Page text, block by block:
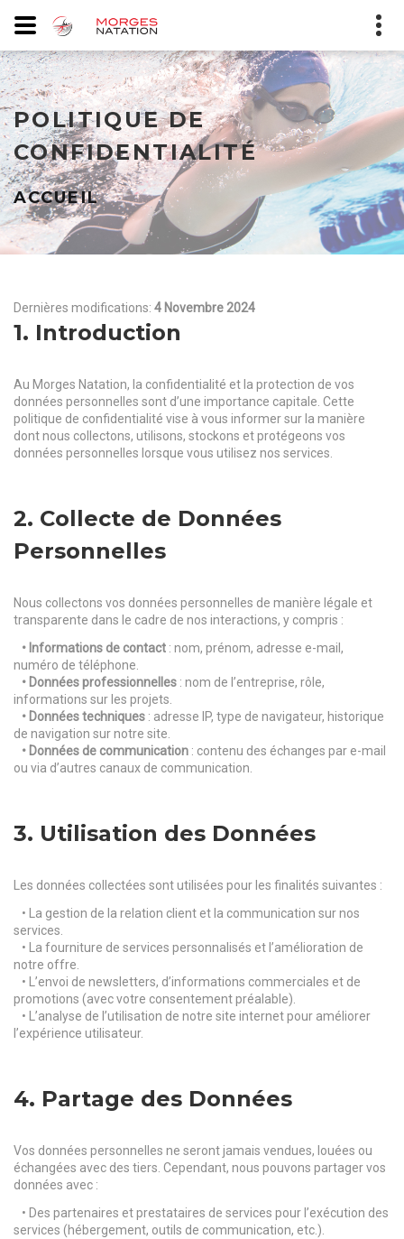
POLITIQUE DE
CONFIDENTIALITÉ
ACCUEIL
Dernières modifications: 4 Novembre 2024
1. Introduction
Au Morges Natation, la confidentialité et la protection de vos
données personnelles sont d’une importance capitale. Cette
politique de confidentialité vise à vous informer sur la manière
dont nous collectons, utilisons, stockons et protégeons vos
données personnelles lorsque vous utilisez nos services.
2. Collecte de Données
Personnelles
Nous collectons vos données personnelles de manière légale et
transparente dans le cadre de nos interactions, y compris :
• Informations de contact : nom, prénom, adresse e-mail,
numéro de téléphone.
• Données professionnelles : nom de l’entreprise, rôle,
informations sur les projets.
• Données techniques : adresse IP, type de navigateur, historique
de navigation sur notre site.
• Données de communication : contenu des échanges par e-mail
ou via d’autres canaux de communication.
3. Utilisation des Données
Les données collectées sont utilisées pour les finalités suivantes :
• La gestion de la relation client et la communication sur nos
services.
• La fourniture de services personnalisés et l’amélioration de
notre offre.
• L’envoi de newsletters, d’informations commerciales et de
promotions (avec votre consentement préalable).
• L’analyse de l’utilisation de notre site internet pour améliorer
l’expérience utilisateur.
4. Partage des Données
Vos données personnelles ne seront jamais vendues, louées ou
échangées avec des tiers. Cependant, nous pouvons partager vos
données avec :
• Des partenaires et prestataires de services pour l’exécution des
services (hébergement, outils de communication, etc.).